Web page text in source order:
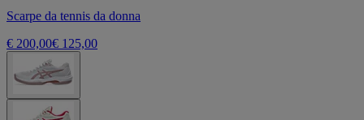
Scarpe da tennis da donna
€ 200,00€ 125,00